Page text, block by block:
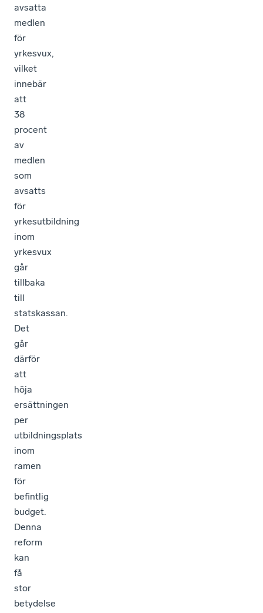
avsatta
medlen
för
yrkesvux,
vilket
innebär
att
38
procent
av
medlen
som
avsatts
för
yrkesutbildning
inom
yrkesvux
går
tillbaka
till
statskassan.
Det
går
därför
att
höja
ersättningen
per
utbildningsplats
inom
ramen
för
befintlig
budget.
Denna
reform
kan
få
stor
betydelse